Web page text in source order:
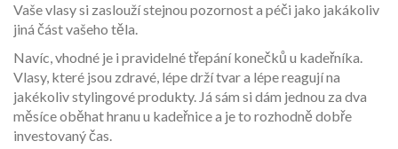
Vaše vlasy si zaslouží stejnou pozornost a péči jako jakákoliv
jiná část vašeho těla.
Navíc, vhodné je i pravidelné třepání konečků u kadeřníka.
Vlasy, které jsou zdravé, lépe drží tvar a lépe reagují na
jakékoliv stylingové produkty. Já sám si dám jednou za dva
měsíce oběhat hranu u kadeřnice a je to rozhodně dobře
investovaný čas.